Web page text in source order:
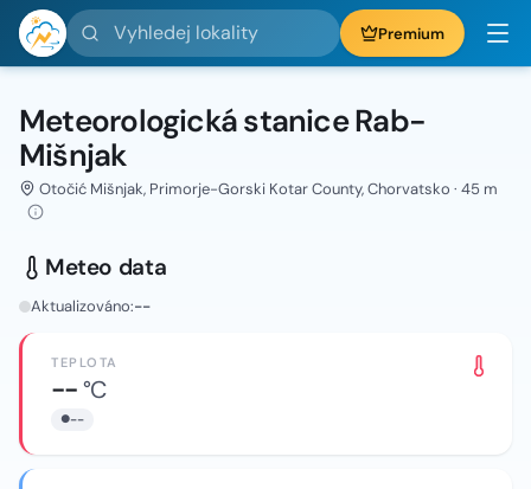
Vyhledej lokality Premium
Meteorologická stanice Rab-
Mišnjak
Otočić Mišnjak, Primorje-Gorski Kotar County, Chorvatsko · 45 m
Meteo data
Aktualizováno:--
TEPLOTA
--°C
--